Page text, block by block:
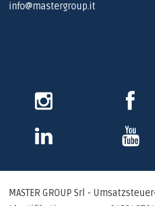
info@mastergroup.it
Skype
MASTER GROUP Srl -